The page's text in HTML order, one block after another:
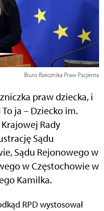
Biuro Rzecznika Praw Pacjenta
praw dziecka, i
ja – Dziecko im.
Rady
Sądu
Sądu Rejonowego w
w Częstochowie w
Kamilka.